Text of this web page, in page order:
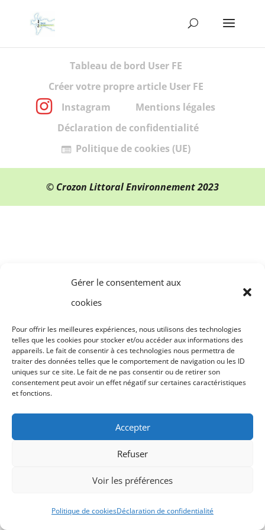
Gérer le consentement aux
cookies
Pour offrir les meilleures expériences, nous utilisons des technologies
telles que les cookies pour stocker et/ou accéder aux informations des
appareils. Le fait de consentir à ces technologies nous permettra de
traiter des données telles que le comportement de navigation ou les ID
uniques sur ce site. Le fait de ne pas consentir ou de retirer son
consentement peut avoir un effet négatif sur certaines caractéristiques
et fonctions.
Accepter
Refuser
Voir les préférences
Politique de cookiesDéclaration de confidentialité
Tableau de bord User FE
Créer votre propre article User FE
Instagram
Mentions légales
Déclaration de confidentialité
Politique de cookies (UE)
© Crozon Littoral Environnement 2023